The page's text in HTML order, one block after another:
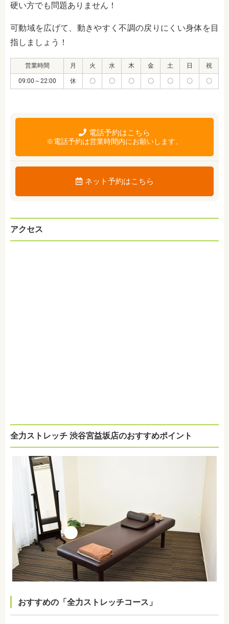
硬い方でも問題ありません！
可動域を広げて、動きやすく不調の戻りにくい身体を目
指しましょう！
営業時間 月 火 水 木 金 土 日 祝
09:00～22:00 休 〇 〇 〇 〇 〇 〇 〇
電話予約はこちら
※電話予約は営業時間内にお願いします。
ネット予約はこちら
アクセス
全力ストレッチ 渋谷宮益坂店のおすすめポイント
おすすめの「全力ストレッチコース」